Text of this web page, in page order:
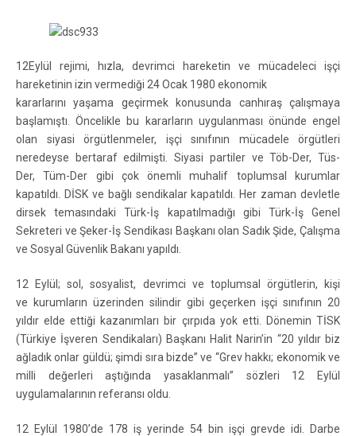
12Eylül rejimi, hızla, devrimci hareketin ve mücadeleci işçi
hareketinin izin vermediği 24 Ocak 1980 ekonomik
kararlarını yaşama geçirmek konusunda canhıraş çalışmaya
başlamıştı. Öncelikle bu kararların uygulanması önünde engel
olan siyasi örgütlenmeler, işçi sınıfının mücadele örgütleri
neredeyse bertaraf edilmişti. Siyasi partiler ve Töb-Der, Tüs-
Der, Tüm-Der gibi çok önemli muhalif toplumsal kurumlar
kapatıldı. DİSK ve bağlı sendikalar kapatıldı. Her zaman devletle
dirsek temasındaki Türk-İş kapatılmadığı gibi Türk-İş Genel
Sekreteri ve Şeker-İş Sendikası Başkanı olan Sadık Şide, Çalışma
ve Sosyal Güvenlik Bakanı yapıldı.
12 Eylül; sol, sosyalist, devrimci ve toplumsal örgütlerin, kişi
ve kurumların üzerinden silindir gibi geçerken işçi sınıfının 20
yıldır elde ettiği kazanımları bir çırpıda yok etti. Dönemin TİSK
(Türkiye İşveren Sendikaları) Başkanı Halit Narin’in “20 yıldır biz
ağladık onlar güldü; şimdi sıra bizde” ve “Grev hakkı; ekonomik ve
milli değerleri aştığında yasaklanmalı” sözleri 12 Eylül
uygulamalarının referansı oldu.
12 Eylül 1980’de 178 iş yerinde 54 bin işçi grevde idi. Darbe